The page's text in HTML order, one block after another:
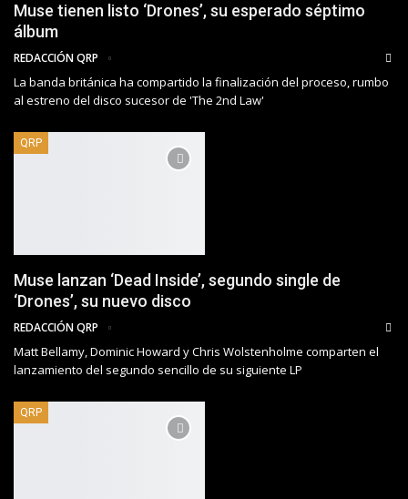
Muse tienen listo ‘Drones’, su esperado séptimo
álbum
REDACCIÓN QRP
La banda británica ha compartido la finalización del proceso, rumbo
al estreno del disco sucesor de 'The 2nd Law'
QRP
Muse lanzan ‘Dead Inside’, segundo single de
‘Drones’, su nuevo disco
REDACCIÓN QRP
Matt Bellamy, Dominic Howard y Chris Wolstenholme comparten el
lanzamiento del segundo sencillo de su siguiente LP
QRP